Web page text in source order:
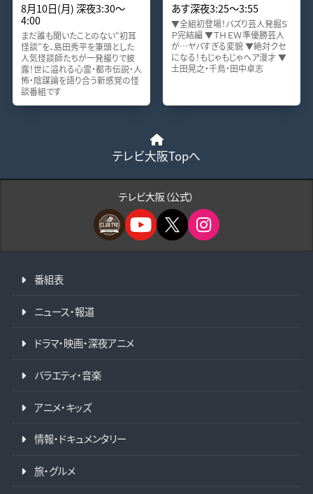
8月10日(月) 深夜3:30〜
4:00
まだ誰も聞いたことのない“初耳
怪談”を、島田秀平を筆頭とした
人気怪談師たちが一発撮りで披
露！世に溢れる心霊・都市伝説・人
怖・陰謀論を語り合う新感覚の怪
談番組です
あす深夜3:25〜3:55
▼全組初登場！バズり芸人発掘Ｓ
Ｐ完結編 ▼ＴＨＥＷ準優勝芸人
が…ヤバすぎる変貌 ▼絶対クセ
になる！もじゃもじゃヘア漫才 ▼
土田晃之・千鳥・田中卓志
テレビ大阪Topへ
テレビ大阪（公式）
番組表
ニュース・報道
ドラマ・映画・深夜アニメ
バラエティ・音楽
アニメ・キッズ
情報・ドキュメンタリー
旅・グルメ